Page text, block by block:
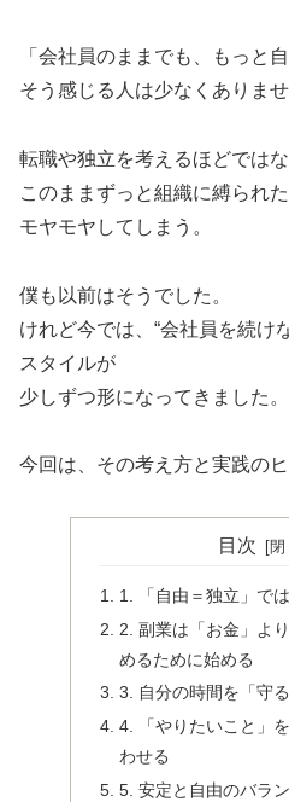
「会社員のままでも、もっと
そう感じる人は少なくありませ
転職や独立を考えるほどではな
このままずっと組織に縛られ
モヤモヤしてしまう。
僕も以前はそうでした。
けれど今では、“会社員を続け
スタイルが
少しずつ形になってきました。
今回は、その考え方と実践の
目次
1. 「自由＝独立」で
2. 副業は「お金」よ
めるために始める
3. 自分の時間を「守
4. 「やりたいこと」
わせる
5. 安定と自由のバラ